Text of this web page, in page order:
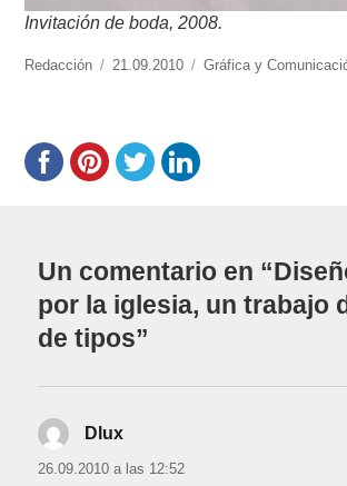
Invitación de boda, 2008.
https://www.experimenta.es/author/redaccion/
Redacción
Publicado
21.09.2010 Categorías
Gráfica y
Un comentario en
por la iglesia, un trabajo
de tipos”
Dlux
26.09.2010 a las 12:52